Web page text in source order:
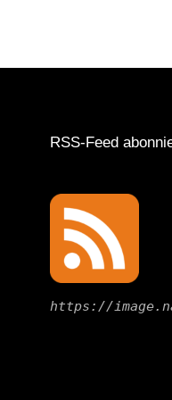
RSS-Feed
https://